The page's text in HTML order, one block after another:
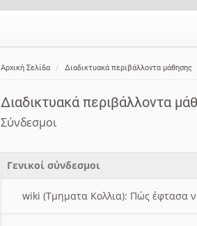
Αρχική Σελίδα Διαδικτυακά περιβάλλοντα μάθησης
Διαδικτυακά περιβάλλοντα
Σύνδεσμοι
Γενικοί σύνδεσμοι
wiki (Τμηματα Κολλια): Πώς έφτασα